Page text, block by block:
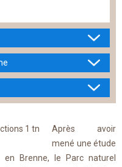
Après avoir
mené une étude
Brenne, le Parc naturel